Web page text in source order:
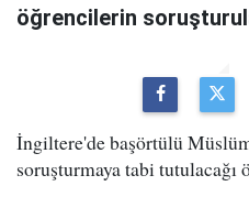
öğrencilerin
İngiltere'de başörtülü
soruşturmaya tabi tutulacağı